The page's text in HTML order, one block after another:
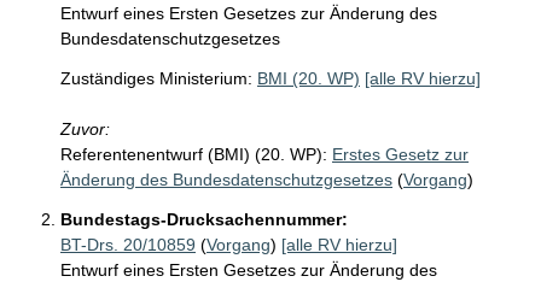
Entwurf eines Ersten Gesetzes zur Änderung des
Bundesdatenschutzgesetzes
Zuständiges Ministerium: BMI (20. WP) [alle RV hierzu]
Zuvor:
Referentenentwurf (BMI) (20. WP): Erstes Gesetz zur
Änderung des Bundesdatenschutzgesetzes (Vorgang)
Bundestags-Drucksachennummer:
BT-Drs. 20/10859 (Vorgang) [alle RV hierzu]
Entwurf eines Ersten Gesetzes zur Änderung des